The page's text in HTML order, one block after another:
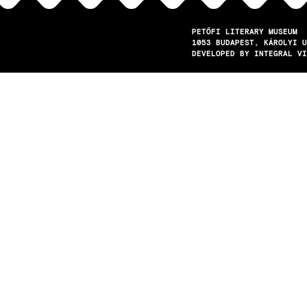
PETŐFI LITERARY MUSEUM
1053
BUDAPEST
KÁROLYI
DEVELOPED BY INTEGRAL